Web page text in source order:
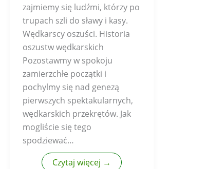
zajmiemy się ludźmi, którzy po
trupach szli do sławy i kasy.
Wędkarscy oszuści. Historia
oszustw wędkarskich
Pozostawmy w spokoju
zamierzchłe początki i
pochylmy się nad genezą
pierwszych spektakularnych,
wędkarskich przekrętów. Jak
mogliście się tego
spodziewać…
Czytaj więcej →